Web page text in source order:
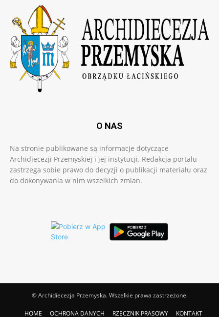
O NAS
Na stronie publikowane są informacje dotyczące
Archidiecezji Przemyskiej i jej instytucji. Redakcja portalu
zastrzega sobie prawo do decyzji o publikacji materiału oraz
do dokonywania w nim wszelkich zmian.
© Archidiecezja Przemyska. Wszelkie prawa zastrzeżone.
HOME OCHRONA DANYCH RZECZNIK PRASOWY KONTAKT